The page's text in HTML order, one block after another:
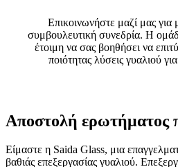
Επικοινωνήστε μαζί μας
συμβουλευτική συνεδρία. Η
έτοιμη να σας βοηθήσει να
ποιότητας λύσεις γυαλιού
Αποστολή ερωτήματος
Είμαστε η Saida Glass, μια
βαθιάς επεξεργασίας γυαλιού.